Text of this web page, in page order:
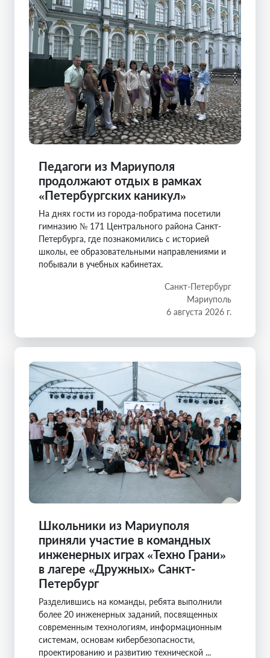
Педагоги из Мариуполя
продолжают отдых в рамках
«Петербургских каникул»
На днях гости из города-побратима посетили
гимназию № 171 Центрального района Санкт-
Петербурга, где познакомились с историей
школы, ее образовательными направлениями и
побывали в учебных кабинетах.
Санкт-Петербург
Мариуполь
6 августа 2026 г.
Школьники из Мариуполя
приняли участие в командных
инженерных играх «Техно Грани»
в лагере «Дружных» Санкт-
Петербург
Разделившись на команды, ребята выполнили
более 20 инженерных заданий, посвященных
современным технологиям, информационным
системам, основам кибербезопасности,
проектированию и развитию технической ...